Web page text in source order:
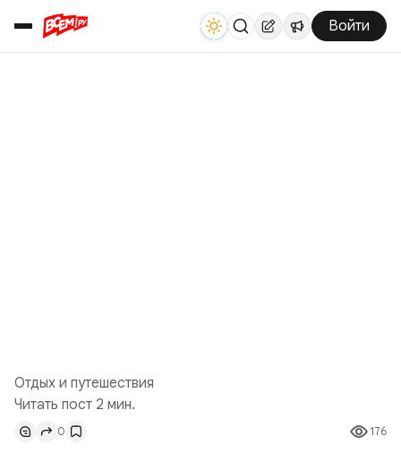
Войти
Отдых и путешествия
Читать пост 2 мин.
176
0